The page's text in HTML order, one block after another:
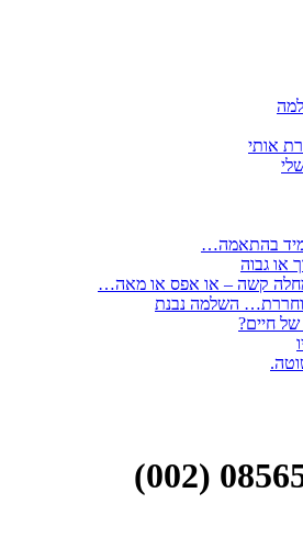
אותי
בהתאמה…
או גבוה
מחלה קשה – או אפס או מאה…
השלמה נבנת
חיים?